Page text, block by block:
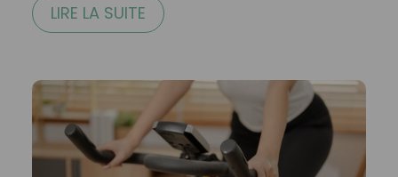
LIRE LA SUITE